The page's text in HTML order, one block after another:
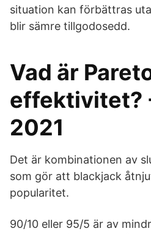
situation kan förbättras
blir sämre tillgodosedd.
Vad är
effektivitet?
2021
Det är kombinationen av
som gör att blackjack
popularitet.
90/10 eller 95/5 är av